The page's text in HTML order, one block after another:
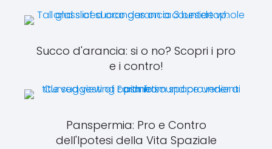
Succo d'arancia: si o no? Scopri i pro
e i contro!
Panspermia: Pro e Contro
dell'Ipotesi della Vita Spaziale